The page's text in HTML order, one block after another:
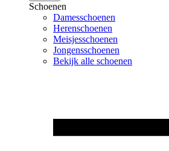
Schoenen
Damesschoenen
Herenschoenen
Meisjesschoenen
Jongensschoenen
Bekijk alle schoenen